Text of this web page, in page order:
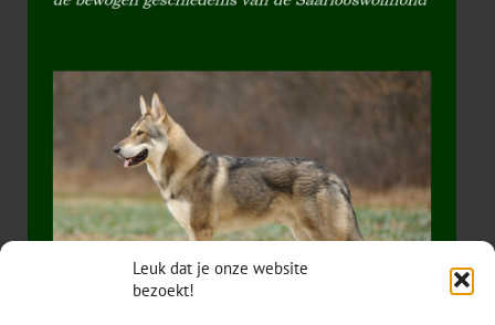
Leuk dat je onze website
bezoekt!